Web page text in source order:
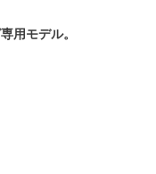
用モデル。